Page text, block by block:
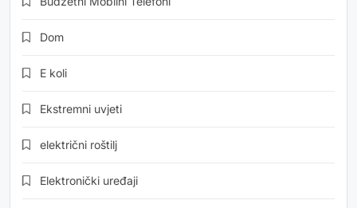
Dom
E koli
Ekstremni uvjeti
električni roštilj
Elektronički uređaji